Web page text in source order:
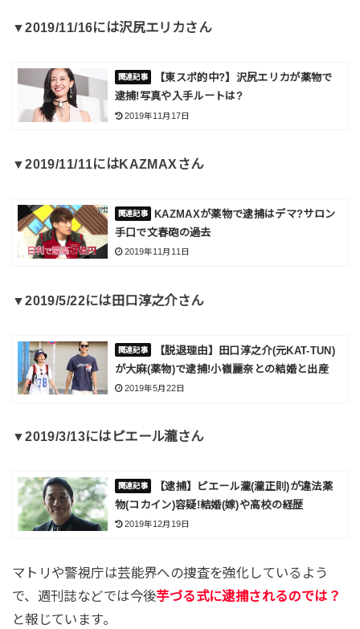
▼2019/11/16には沢尻エリカさん
【東スポ的中?】沢尻エリカが薬物で
逮捕!写真や入手ルートは?
2019年11月17日
▼2019/11/11にはKAZMAXさん
KAZMAXが薬物で逮捕はデマ?サロン
手口で文春砲の過去
2019年11月11日
▼2019/5/22には田口淳之介さん
【脱退理由】田口淳之介(元KAT-TUN)
が大麻(薬物)で逮捕!小嶺麗奈との結婚と出産
2019年5月22日
▼2019/3/13にはピエール瀧さん
【逮捕】ピエール瀧(瀧正則)が違法薬
物(コカイン)容疑!結婚(嫁)や高校の経歴
2019年12月19日
マトリや警視庁は芸能界への捜査を強化しているよう
で、週刊誌などでは今後芋づる式に逮捕されるのでは？
と報じています。